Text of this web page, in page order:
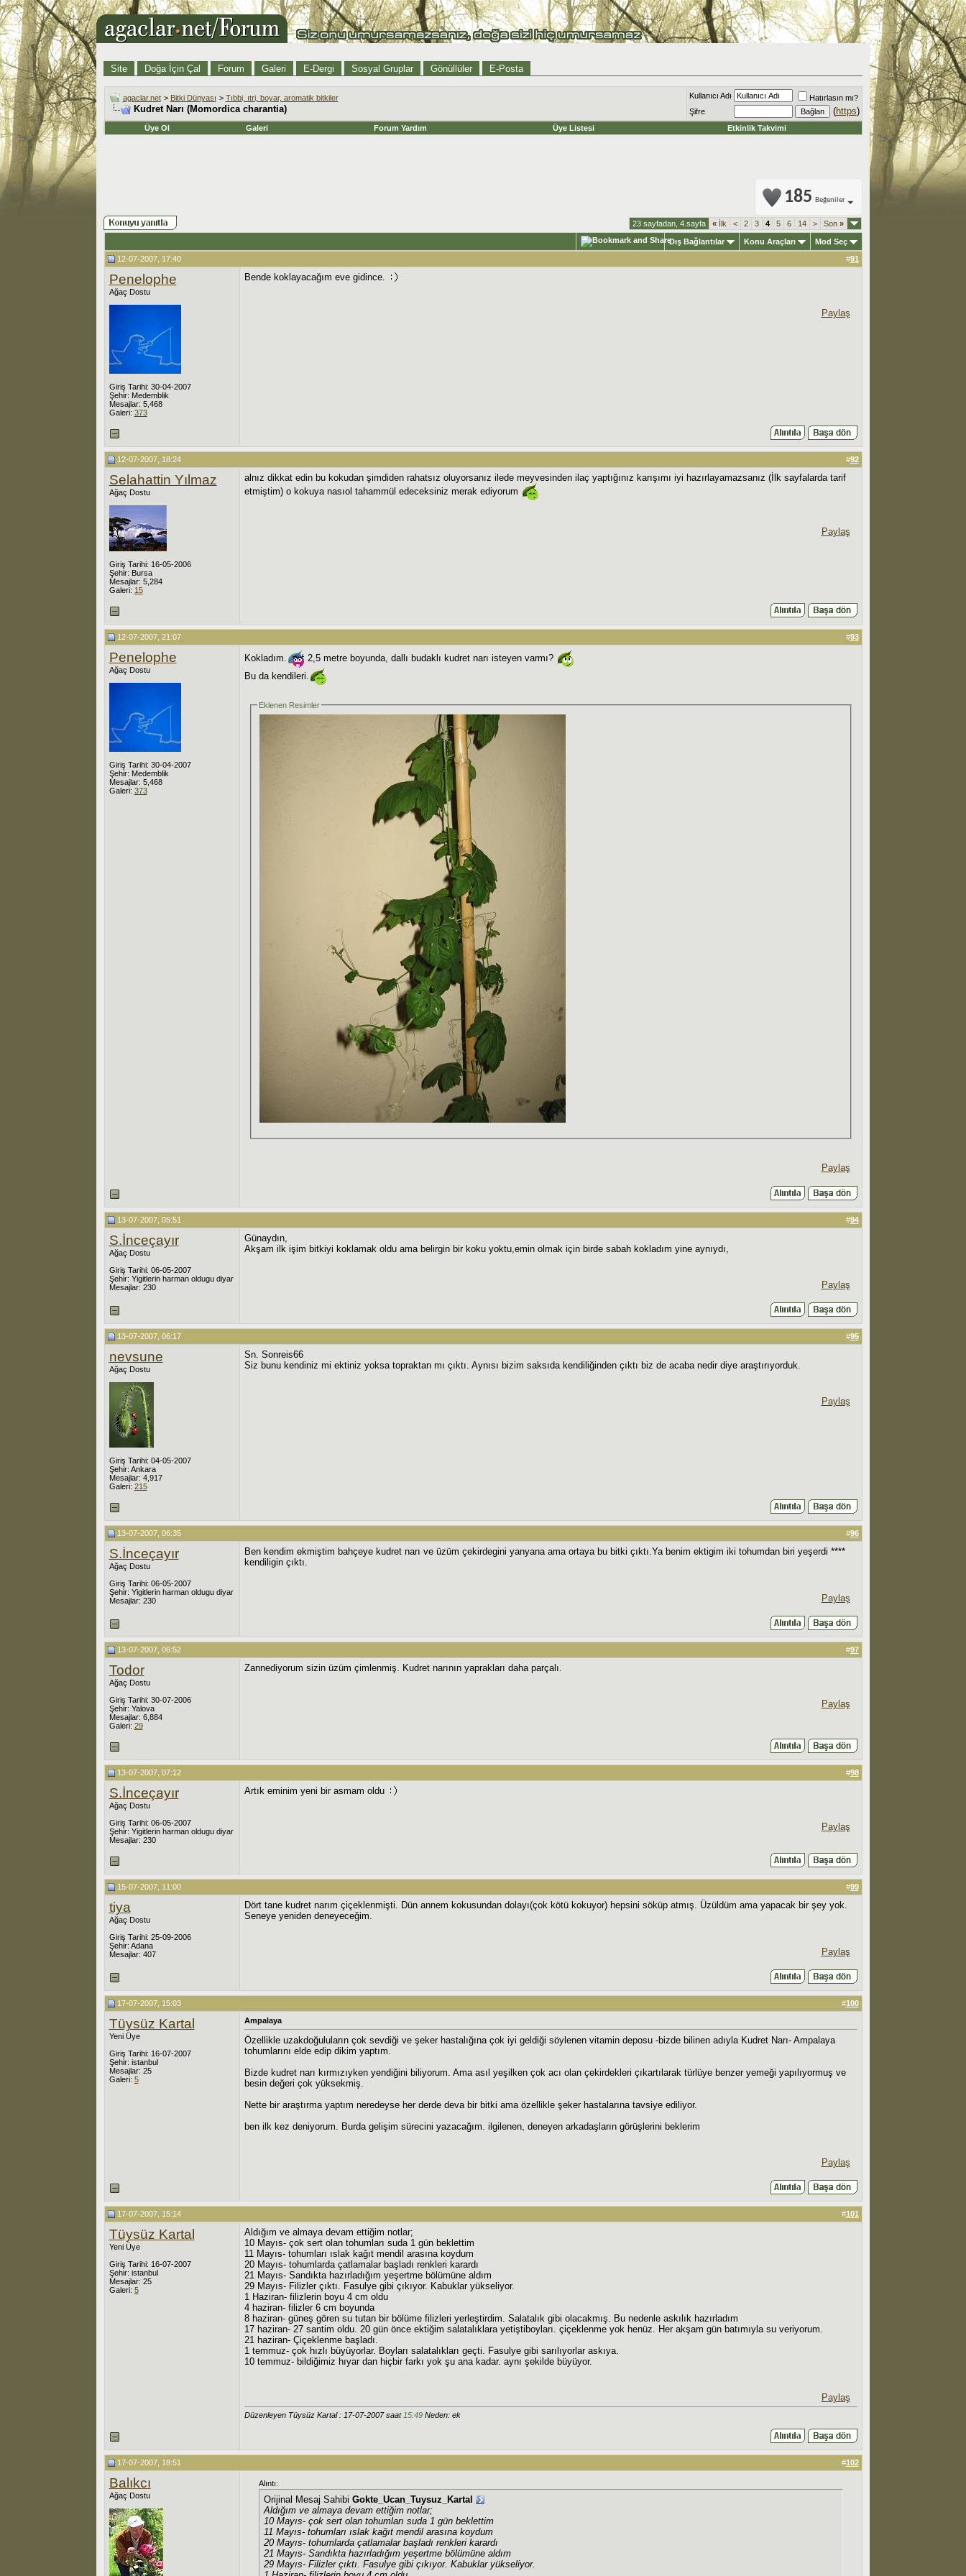
Site Doğa İçin Çal Forum Galeri E-Dergi Sosyal Gruplar Gönüllüler E-Posta
agaclar.net > Bitki Dünyası > Tıbbi, ıtri, boyar, aromatik bitkiler
Kudret Narı (Momordica charantia)
Kullanıcı Adı
Hatırlasın mı?
Şifre
(https)
Üye Ol Galeri Forum Yardım Üye Listesi Etkinlik Takvimi
185 Beğeniler
23 sayfadan, 4.sayfa « İlk < 2 3 4 5 6 14 > Son»
Dış Bağlantılar Konu Araçları
Mod Seç
12-07-2007, 17:40
#91
Penelophe
Ağaç Dostu
Giriş Tarihi: 30-04-2007
Şehir: Medemblik
Mesajlar: 5,468
Galeri: 373
Bende koklayacağım eve gidince.
Paylaş
12-07-2007, 18:24 #92
Selahattin Yılmaz
Ağaç Dostu
Giriş Tarihi: 16-05-2006
Şehir: Bursa
Mesajlar: 5,284
Galeri: 15
alnız dikkat edin bu kokudan şimdiden rahatsız oluyorsanız ilede meyvesinden ilaç yaptığınız karışımı iyi hazırlayamazsanız (İlk sayfalarda tarif
etmiştim) o kokuya nasıol tahammül edeceksiniz merak ediyorum
Paylaş
12-07-2007, 21:07 #93
Penelophe
Ağaç Dostu
Giriş Tarihi: 30-04-2007
Şehir: Medemblik
Mesajlar: 5,468
Galeri: 373
Kokladım.
2,5 metre boyunda, dallı budaklı kudret narı isteyen varmı?
Bu da kendileri.
Eklenen Resimler
Paylaş
13-07-2007, 05:51 #94
S.İnceçayır
Ağaç Dostu
Giriş Tarihi: 06-05-2007
Şehir: Yigitlerin harman oldugu diyar
Mesajlar: 230
Günaydın,
Akşam ilk işim bitkiyi koklamak oldu ama belirgin bir koku yoktu,emin olmak için birde sabah kokladım yine aynıydı,
Paylaş
13-07-2007, 06:17 #95
nevsune
Ağaç Dostu
Giriş Tarihi: 04-05-2007
Şehir: Ankara
Mesajlar: 4,917
Galeri: 215
Sn. Sonreis66
Siz bunu kendiniz mi ektiniz yoksa topraktan mı çıktı. Aynısı bizim saksıda kendiliğinden çıktı biz de acaba nedir diye araştırıyorduk.
Paylaş
13-07-2007, 06:35 #96
S.İnceçayır
Ağaç Dostu
Giriş Tarihi: 06-05-2007
Şehir: Yigitlerin harman oldugu diyar
Mesajlar: 230
Ben kendim ekmiştim bahçeye kudret narı ve üzüm çekirdegini yanyana ama ortaya bu bitki çıktı.Ya benim ektigim iki tohumdan biri yeşerdi ****
kendiligin çıktı.
Paylaş
13-07-2007, 06:52 #97
Todor
Ağaç Dostu
Giriş Tarihi: 30-07-2006
Şehir: Yalova
Mesajlar: 6,884
Galeri: 29
Zannediyorum sizin üzüm çimlenmiş. Kudret narının yaprakları daha parçalı.
Paylaş
13-07-2007, 07:12 #98
S.İnceçayır
Ağaç Dostu
Giriş Tarihi: 06-05-2007
Şehir: Yigitlerin harman oldugu diyar
Mesajlar: 230
Artık eminim yeni bir asmam oldu
Paylaş
15-07-2007, 11:00 #99
tiya
Ağaç Dostu
Giriş Tarihi: 25-09-2006
Şehir: Adana
Mesajlar: 407
Dört tane kudret narım çiçeklenmişti. Dün annem kokusundan dolayı(çok kötü kokuyor) hepsini söküp atmış. Üzüldüm ama yapacak bir şey yok.
Seneye yeniden deneyeceğim.
Paylaş
17-07-2007, 15:03 #100
Tüysüz Kartal
Yeni Üye
Giriş Tarihi: 16-07-2007
Şehir: istanbul
Mesajlar: 25
Galeri: 5
Ampalaya
Özellikle uzakdoğuluların çok sevdiği ve şeker hastalığına çok iyi geldiği söylenen vitamin deposu -bizde bilinen adıyla Kudret Narı- Ampalaya
tohumlarını elde edip dikim yaptım.
Bizde kudret narı kırmızıyken yendiğini biliyorum. Ama asıl yeşilken çok acı olan çekirdekleri çıkartılarak türlüye benzer yemeği yapılıyormuş ve
besin değeri çok yüksekmiş.
Nette bir araştırma yaptım neredeyse her derde deva bir bitki ama özellikle şeker hastalarına tavsiye ediliyor.
ben ilk kez deniyorum. Burda gelişim sürecini yazacağım. ilgilenen, deneyen arkadaşların görüşlerini beklerim
Paylaş
17-07-2007, 15:14 #101
Tüysüz Kartal
Yeni Üye
Giriş Tarihi: 16-07-2007
Şehir: istanbul
Mesajlar: 25
Galeri: 5
Aldığım ve almaya devam ettiğim notlar;
10 Mayıs- çok sert olan tohumları suda 1 gün beklettim
11 Mayıs- tohumları ıslak kağıt mendil arasına koydum
20 Mayıs- tohumlarda çatlamalar başladı renkleri karardı
21 Mayıs- Sandıkta hazırladığım yeşertme bölümüne aldım
29 Mayıs- Filizler çıktı. Fasulye gibi çıkıyor. Kabuklar yükseliyor.
1 Haziran- filizlerin boyu 4 cm oldu
4 haziran- filizler 6 cm boyunda
8 haziran- güneş gören su tutan bir bölüme filizleri yerleştirdim. Salatalık gibi olacakmış. Bu nedenle askılık hazırladım
17 haziran- 27 santim oldu. 20 gün önce ektiğim salatalıklara yetiştiboyları. çiçeklenme yok henüz. Her akşam gün batımıyla su veriyorum.
21 haziran- Çiçeklenme başladı.
1 temmuz- çok hızlı büyüyorlar. Boyları salatalıkları geçti. Fasulye gibi sarılıyorlar askıya.
10 temmuz- bildiğimiz hıyar dan hiçbir farkı yok şu ana kadar. aynı şekilde büyüyor.
Paylaş
Düzenleyen Tüysüz Kartal : 17-07-2007 saat 15:49Neden: ek
17-07-2007, 18:51 #102
Balıkcı
Ağaç Dostu
Alıntı:
Orijinal Mesaj Sahibi Gokte_Ucan_Tuysuz_Kartal
Aldığım ve almaya devam ettiğim notlar;
10 Mayıs- çok sert olan tohumları suda 1 gün beklettim
11 Mayıs- tohumları ıslak kağıt mendil arasına koydum
20 Mayıs- tohumlarda çatlamalar başladı renkleri karardı
21 Mayıs- Sandıkta hazırladığım yeşertme bölümüne aldım
29 Mayıs- Filizler çıktı. Fasulye gibi çıkıyor. Kabuklar yükseliyor.